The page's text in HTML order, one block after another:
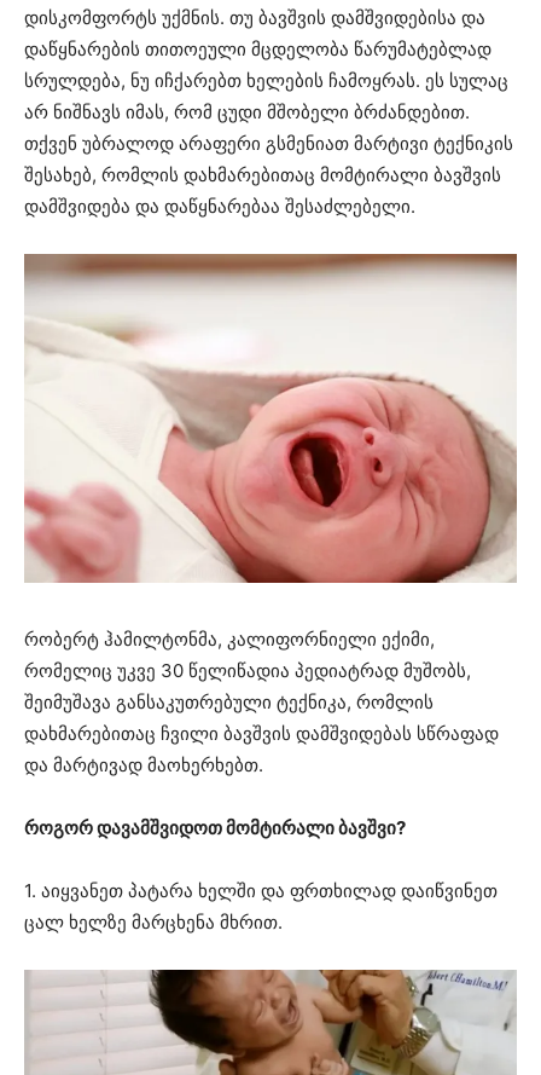
დისკომფორტს უქმნის. თუ ბავშვის დამშვიდებისა და
დაწყნარების თითოეული მცდელობა წარუმატებლად
სრულდება, ნუ იჩქარებთ ხელების ჩამოყრას. ეს სულაც
არ ნიშნავს იმას, რომ ცუდი მშობელი ბრძანდებით.
თქვენ უბრალოდ არაფერი გსმენიათ მარტივი ტექნიკის
შესახებ, რომლის დახმარებითაც მომტირალი ბავშვის
დამშვიდება და დაწყნარებაა შესაძლებელი.
რობერტ ჰამილტონმა, კალიფორნიელი ექიმი,
რომელიც უკვე 30 წელიწადია პედიატრად მუშობს,
შეიმუშავა განსაკუთრებული ტექნიკა, რომლის
დახმარებითაც ჩვილი ბავშვის დამშვიდებას სწრაფად
და მარტივად მაოხერხებთ.
როგორ დავამშვიდოთ მომტირალი ბავშვი?
1. აიყვანეთ პატარა ხელში და ფრთხილად დაიწვინეთ
ცალ ხელზე მარცხენა მხრით.